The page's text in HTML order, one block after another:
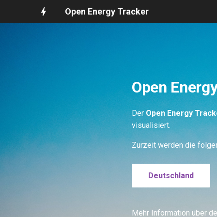
Open Energy Tracker
Open
Der Open Energy
visualisiert.
Zurzeit werden die
Deutschland
Mehr Information über